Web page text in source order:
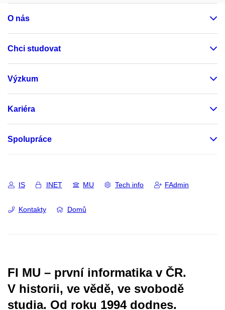
O nás
Chci studovat
Výzkum
Kariéra
Spolupráce
IS INET MU Tech info FAdmin
Kontakty Domů
FI MU – první informatika v ČR.
V historii, ve vědě, ve svobodě
studia. Od roku 1994 dodnes.